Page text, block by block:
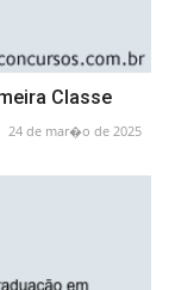
Classe
24 de mar�o de 2025